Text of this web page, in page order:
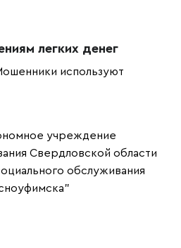
легких денег
используют
учреждение
Свердловской области
обслуживания